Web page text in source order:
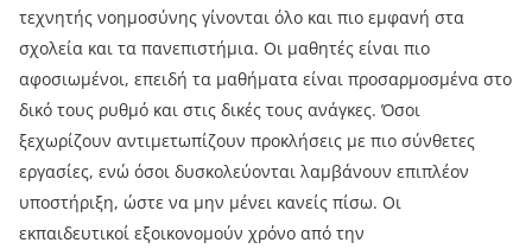
τεχνητής νοημοσύνης γίνονται όλο και πιο εμφανή στα
σχολεία και τα πανεπιστήμια. Οι μαθητές είναι πιο
αφοσιωμένοι, επειδή τα μαθήματα είναι προσαρμοσμένα στο
δικό τους ρυθμό και στις δικές τους ανάγκες. Όσοι
ξεχωρίζουν αντιμετωπίζουν προκλήσεις με πιο σύνθετες
εργασίες, ενώ όσοι δυσκολεύονται λαμβάνουν επιπλέον
υποστήριξη, ώστε να μην μένει κανείς πίσω. Οι
εκπαιδευτικοί εξοικονομούν χρόνο από την